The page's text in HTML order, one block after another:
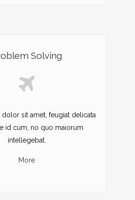
Solving
dolor sit amet, feugiat delicata
id cum, no quo maiorum
intellegebat.
More